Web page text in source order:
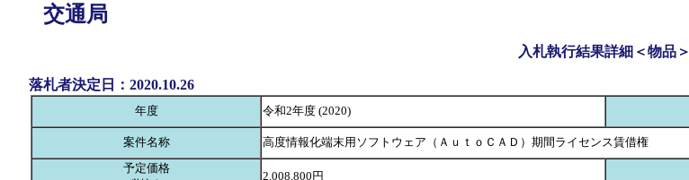
交通局
入札執行結果詳細＜物品＞
落札者決定日：2020.10.26
年度 令和2年度 (2020)
案件名称
高度情報化端末用ソフトウェア（ＡｕｔｏＣＡＤ）期間ライセンス賃借権
予定価格
2,008,800円